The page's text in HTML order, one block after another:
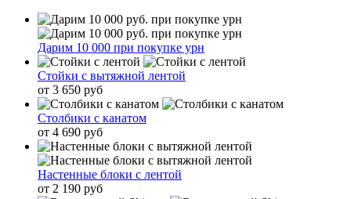
Дарим 10 000 при покупке урн
Стойки с вытяжной лентой
от 3 650 руб
Столбики с канатом
от 4 690 руб
Настенные блоки с лентой
от 2 190 руб